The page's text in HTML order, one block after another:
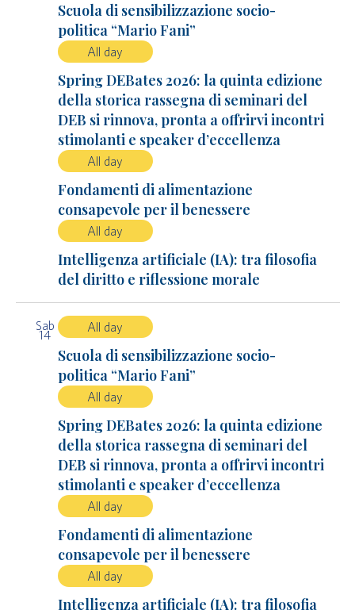
Scuola di sensibilizzazione socio-
politica “Mario Fani”
All day
Spring DEBates 2026: la quinta edizione
della storica rassegna di seminari del
DEB si rinnova, pronta a offrirvi incontri
stimolanti e speaker d’eccellenza
All day
Fondamenti di alimentazione
consapevole per il benessere
All day
Intelligenza artificiale (IA): tra filosofia
del diritto e riflessione morale
Sab
14
All day
Scuola di sensibilizzazione socio-
politica “Mario Fani”
All day
Spring DEBates 2026: la quinta edizione
della storica rassegna di seminari del
DEB si rinnova, pronta a offrirvi incontri
stimolanti e speaker d’eccellenza
All day
Fondamenti di alimentazione
consapevole per il benessere
All day
Intelligenza artificiale (IA): tra filosofia